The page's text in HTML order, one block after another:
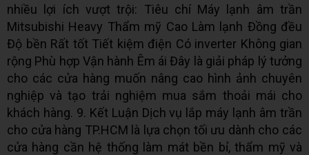
nhiều lợi ích vượt trội: Tiêu chí Máy lạnh âm trần
Mitsubishi Heavy Thẩm mỹ Cao Làm lạnh Đồng đều
Độ bền Rất tốt Tiết kiệm điện Có inverter Không gian
rộng Phù hợp Vận hành Êm ái Đây là giải pháp lý tưởng
cho các cửa hàng muốn nâng cao hình ảnh chuyên
nghiệp và tạo trải nghiệm mua sắm thoải mái cho
khách hàng. 9. Kết Luận Dịch vụ lắp máy lạnh âm trần
cho cửa hàng TP.HCM là lựa chọn tối ưu dành cho các
cửa hàng cần hệ thống làm mát bền bỉ, thẩm mỹ và